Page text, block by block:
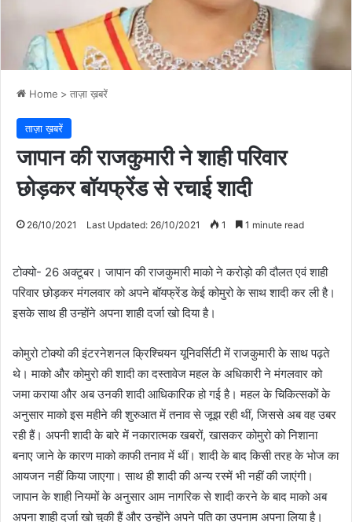
Home > ताज़ा ख़बरें
ताज़ा ख़बरें
जापान की राजकुमारी ने शाही परिवार
छोड़कर बॉयफ्रेंड से रचाई शादी
26/10/2021 Last Updated: 26/10/2021 1 1 minute read
टोक्यो- 26 अक्टूबर। जापान की राजकुमारी माको ने करोड़ो की दौलत एवं शाही
परिवार छोड़कर मंगलवार को अपने बॉयफ्रेंड केई कोमुरो के साथ शादी कर ली है।
इसके साथ ही उन्होंने अपना शाही दर्जा खो दिया है।
कोमुरो टोक्यो की इंटरनेशनल क्रिश्चियन यूनिवर्सिटी में राजकुमारी के साथ पढ़ते
थे। माको और कोमुरो की शादी का दस्तावेज महल के अधिकारी ने मंगलवार को
जमा कराया और अब उनकी शादी आधिकारिक हो गई है। महल के चिकित्सकों के
अनुसार माको इस महीने की शुरुआत में तनाव से जूझ रही थीं, जिससे अब वह उबर
रही हैं। अपनी शादी के बारे में नकारात्मक खबरों, खासकर कोमुरो को निशाना
बनाए जाने के कारण माको काफी तनाव में थीं। शादी के बाद किसी तरह के भोज का
आयजन नहीं किया जाएगा। साथ ही शादी की अन्य रस्में भी नहीं की जाएंगी।
जापान के शाही नियमों के अनुसार आम नागरिक से शादी करने के बाद माको अब
अपना शाही दर्जा खो चुकी हैं और उन्होंने अपने पति का उपनाम अपना लिया है।